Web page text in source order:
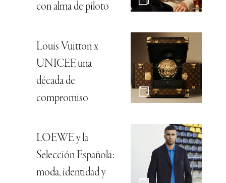
con alma de piloto
Louis Vuitton x
UNICEF, una
década de
compromiso
LOEWE y la
Selección Española:
moda, identidad y